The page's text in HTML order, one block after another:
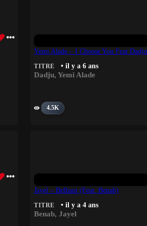
Yemi Alade – I Choose You Feat Dadju
TITRE • il y a 6 ans
Dadju, Yemi Alade
4.5K
Jayel – Belhani (feat. Benab)
TITRE • il y a 4 ans
Benab, Jayel